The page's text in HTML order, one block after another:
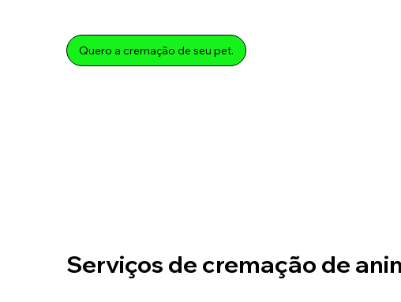
Quero a cremação de seu pet.
Serviços de cremação de